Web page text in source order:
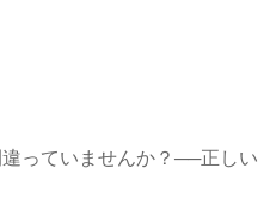
っていませんか？──正しい